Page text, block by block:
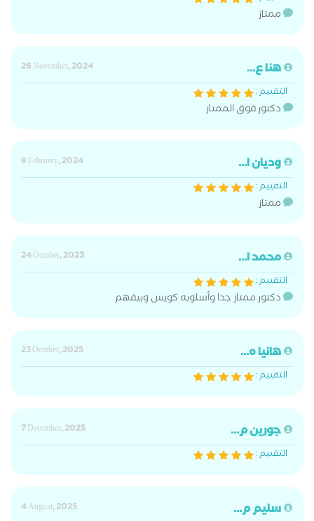
ممتاز
هنا ع...
26 November, 2024
التقييم :
دكتور فوق الممتاز
وديان ا...
8 February, 2024
التقييم :
ممتاز
محمد ا...
24 October, 2023
التقييم :
دكتور ممتاز جدا وأسلوبه كويس وبيفهم
هانيا ه...
23 October, 2025
التقييم :
جورين م...
7 December, 2025
التقييم :
سليم م...
4 August, 2025